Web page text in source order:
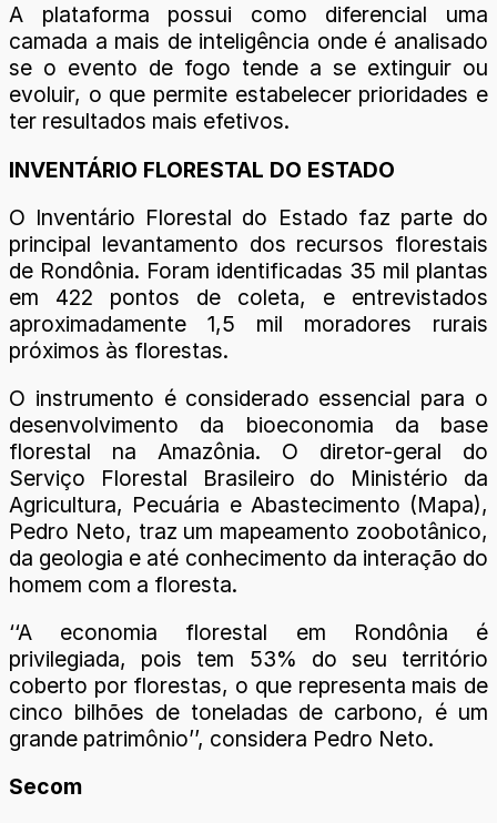
A plataforma possui como diferencial uma
camada a mais de inteligência onde é analisado
se o evento de fogo tende a se extinguir ou
evoluir, o que permite estabelecer prioridades e
ter resultados mais efetivos.
INVENTÁRIO FLORESTAL DO ESTADO
O Inventário Florestal do Estado faz parte do
principal levantamento dos recursos florestais
de Rondônia. Foram identificadas 35 mil plantas
em 422 pontos de coleta, e entrevistados
aproximadamente 1,5 mil moradores rurais
próximos às florestas.
O instrumento é considerado essencial para o
desenvolvimento da bioeconomia da base
florestal na Amazônia. O diretor-geral do
Serviço Florestal Brasileiro do Ministério da
Agricultura, Pecuária e Abastecimento (Mapa),
Pedro Neto, traz um mapeamento zoobotânico,
da geologia e até conhecimento da interação do
homem com a floresta.
‘‘A economia florestal em Rondônia é
privilegiada, pois tem 53% do seu território
coberto por florestas, o que representa mais de
cinco bilhões de toneladas de carbono, é um
grande patrimônio’’, considera Pedro Neto.
Secom